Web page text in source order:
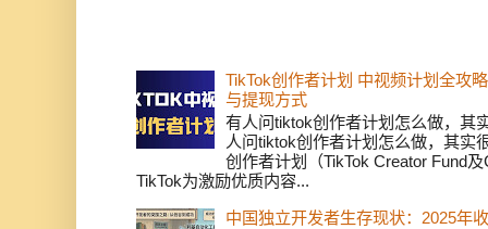
TikTok创作者计划 中视频计划全攻
与提现方式
有人问tiktok创作者计划怎么做，其
人问tiktok创作者计划怎么做，其实
创作者计划（TikTok Creator Fund
TikTok为激励优质内容...
中国独立开发者生存现状：2025年